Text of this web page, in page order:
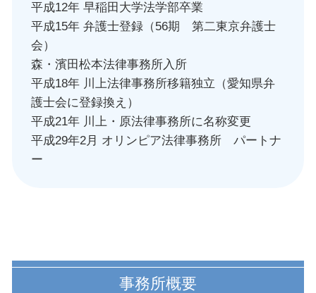
平成12年 早稲田大学法学部卒業
平成15年 弁護士登録（56期 第二東京弁護士
会）
森・濱田松本法律事務所入所
平成18年 川上法律事務所移籍独立（愛知県弁
護士会に登録換え）
平成21年 川上・原法律事務所に名称変更
平成29年2月 オリンピア法律事務所 パートナ
ー
事務所概要